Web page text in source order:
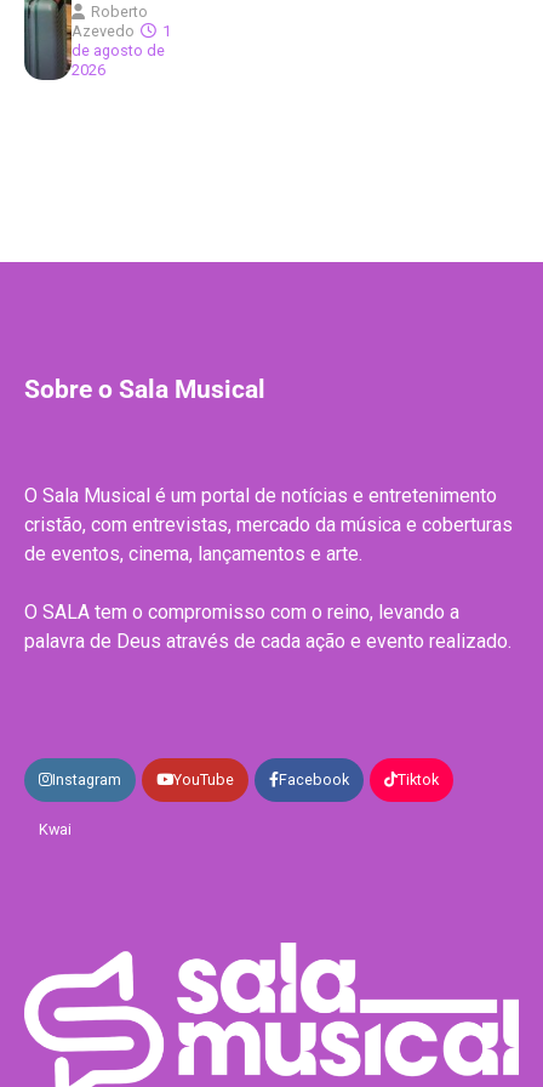
Roberto
Azevedo
1
de agosto de
2026
Sobre o Sala Musical
O Sala Musical é um portal de notícias e entretenimento
cristão, com entrevistas, mercado da música e coberturas
de eventos, cinema, lançamentos e arte.
O SALA tem o compromisso com o reino, levando a
palavra de Deus através de cada ação e evento realizado.
Instagram YouTube Facebook Tiktok
Kwai